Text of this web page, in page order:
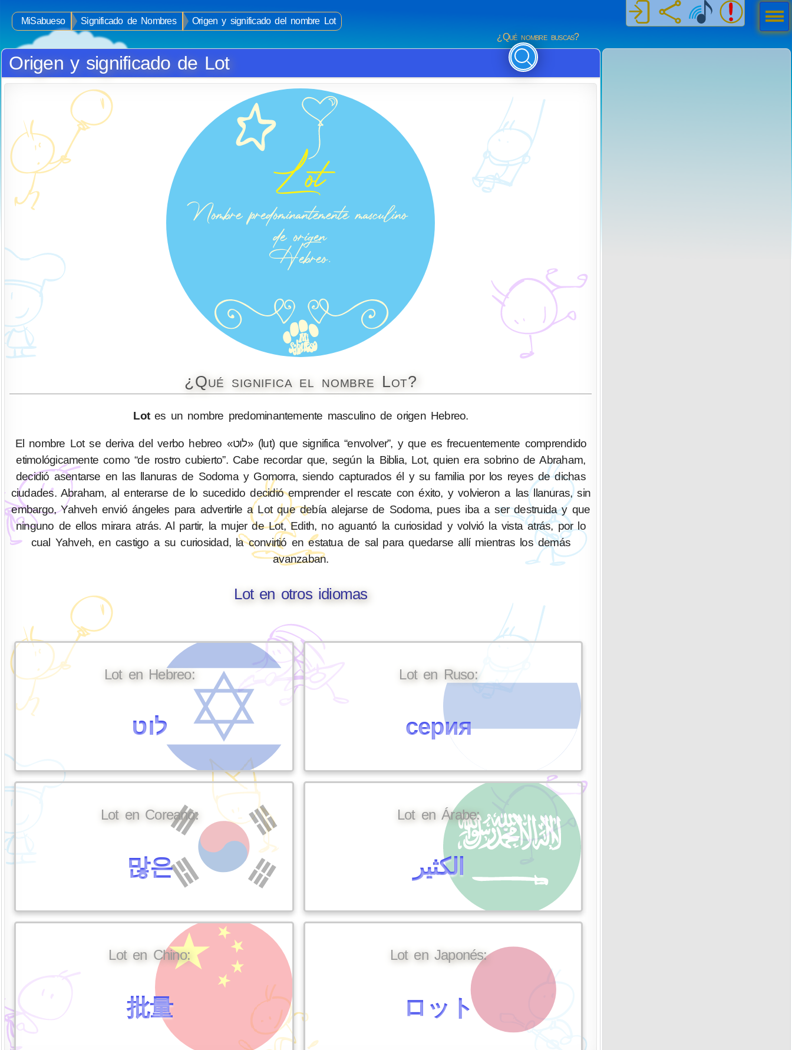
MiSabueso Significado de Nombres
Origen y significado del nombre Lot
¿Qué nombre buscas?
Origen y significado de Lot
¿Qué significa el nombre Lot?
Lotes un nombre predominantemente masculino de origen Hebreo.
El nombre Lot se deriva del verbo hebreo «לוט» (lut) que significa “envolver”, y que es frecuentemente comprendido
etimológicamente como “de rostro cubierto”. Cabe recordar que, según la Biblia, Lot, quien era sobrino de Abraham,
decidió asentarse en las llanuras de Sodoma y Gomorra, siendo capturados él y su familia por los reyes de dichas
ciudades. Abraham, al enterarse de lo sucedido decidió emprender el rescate con éxito, y volvieron a las llanuras, sin
embargo, Yahveh envió ángeles para advertirle a Lot que debía alejarse de Sodoma, pues iba a ser destruida y que
ninguno de ellos mirara atrás. Al partir, la mujer de Lot, Edith, no aguantó la curiosidad y volvió la vista atrás, por lo
cual Yahveh, en castigo a su curiosidad, la convirtió en estatua de sal para quedarse allí mientras los demás
avanzaban.
Lot en otros idiomas
Lot en Hebreo:
לוט
Lot en Ruso:
серия
Lot en Coreano:
많은
Lot en Árabe:
الكثير
Lot en Chino:
批量
Lot en Japonés:
ロット
Men
ú